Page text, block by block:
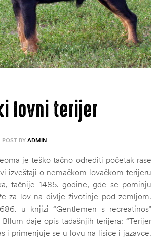
POST BY ADMIN
lovni terijer
je teško tačno odrediti početak rase
izveštaji o nemačkom lovačkom terijeru
tačnije 1485. godine, gde se pominju
za lov na divlje životinje pod zemljom.
u knjizi “Gentlemen s recreatinos”
daje opis tadašnjih terijera: “Terijer
i primenjuje se u lovu na lisice i jazavce.